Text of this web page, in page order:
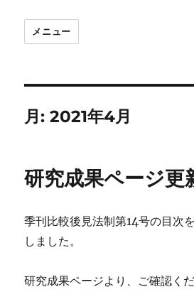
メニュー
月:2021年4月
研究成果ページ更
季刊比較後見法制第14号の目次
しました。
研究成果ページより、ご確認くだ